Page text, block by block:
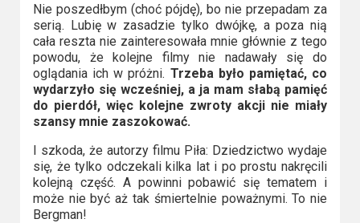
Nie poszedłbym (choć pójdę), bo nie przepadam za
serią. Lubię w zasadzie tylko dwójkę, a poza nią
cała reszta nie zainteresowała mnie głównie z tego
powodu, że kolejne filmy nie nadawały się do
oglądania ich w próżni. Trzeba było pamiętać, co
wydarzyło się wcześniej, a ja mam słabą pamięć
do pierdół, więc kolejne zwroty akcji nie miały
szansy mnie zaszokować.
I szkoda, że autorzy filmu Piła: Dziedzictwo wydaje
się, że tylko odczekali kilka lat i po prostu nakręcili
kolejną część. A powinni pobawić się tematem i
może nie być aż tak śmiertelnie poważnymi. To nie
Bergman!